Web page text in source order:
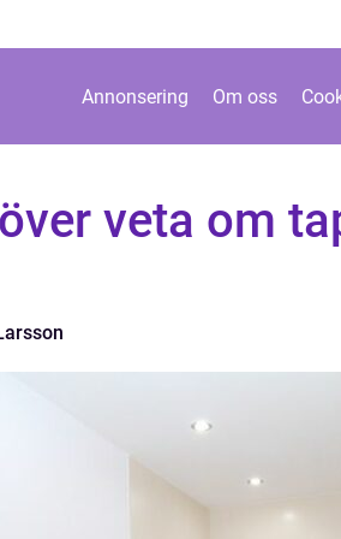
Annonsering Om oss
veta om